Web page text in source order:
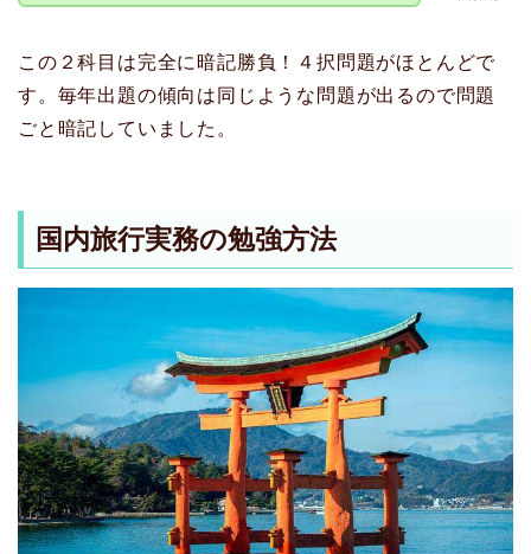
この２科目は完全に暗記勝負！４択問題がほとんどで
す。毎年出題の傾向は同じような問題が出るので問題
ごと暗記していました。
国内旅行実務の勉強方法